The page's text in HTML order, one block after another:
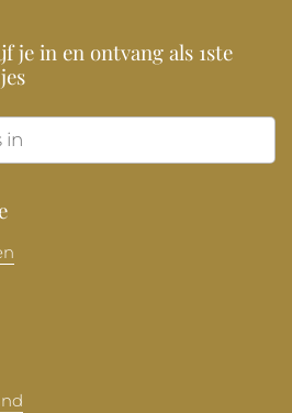
je in en ontvang als 1ste